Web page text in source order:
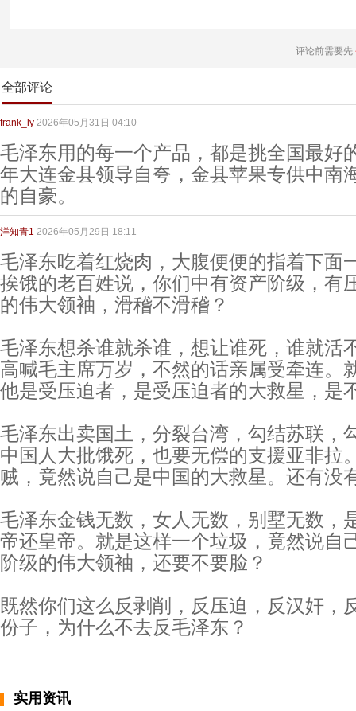
评论前需要先
全部评论
frank_ly 2026年05月31日 04:10
毛泽东用的每一个产品，都是挑全国最好
年大连金县领导自夸，金县苹果专供中南
的自豪。
洋知青1 2026年05月29日 18:11
毛泽东吃着红烧肉，大腹便便的指着下面
挨饿的老百姓说，你们中有资产阶级，有
的伟大领袖，滑稽不滑稽？
毛泽东想杀谁就杀谁，想让谁死，谁就活
高喊毛主席万岁，不然的话亲属受牵连。
他是受压迫者，是受压迫者的大救星，是
毛泽东出卖国土，分裂台湾，勾结苏联，
中国人大批饿死，也要无偿的支援亚非拉
贼，竟然说自己是中国的大救星。还有没
毛泽东金钱无数，女人无数，别墅无数，
帝还皇帝。就是这样一个垃圾，竟然说自
阶级的伟大领袖，还要不要脸？
既然你们这么反剥削，反压迫，反汉奸，
份子，为什么不去反毛泽东？
实用资讯